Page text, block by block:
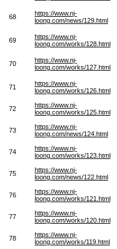
68
https://www.nj-
loong.com/news/129.html
69
https://www.nj-
loong.com/works/128.html
70
https://www.nj-
loong.com/works/127.html
71
https://www.nj-
loong.com/works/126.html
72
https://www.nj-
loong.com/works/125.html
73
https://www.nj-
loong.com/news/124.html
74
https://www.nj-
loong.com/works/123.html
75
https://www.nj-
loong.com/news/122.html
76
https://www.nj-
loong.com/works/121.html
77
https://www.nj-
loong.com/works/120.html
78
https://www.nj-
loong.com/works/119.html